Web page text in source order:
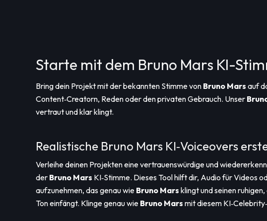
Starte mit dem Bruno Mars KI-
Bring dein Projekt mit der bekannten Stimme von Bruno Mars auf
Content‑Creatorn, Reden oder den privaten Gebrauch. Unser
vertraut und klar klingt.
Realistische Bruno Mars KI‑Voiceovers
Verleihe deinen Projekten eine vertrauenswürdige und
der Bruno Mars KI‑Stimme. Dieses Tool hilft dir, Audio für Videos
aufzunehmen, das genau wie Bruno Mars klingt und seinen
Ton einfängt. Klinge genau wie Bruno Mars mit diesem